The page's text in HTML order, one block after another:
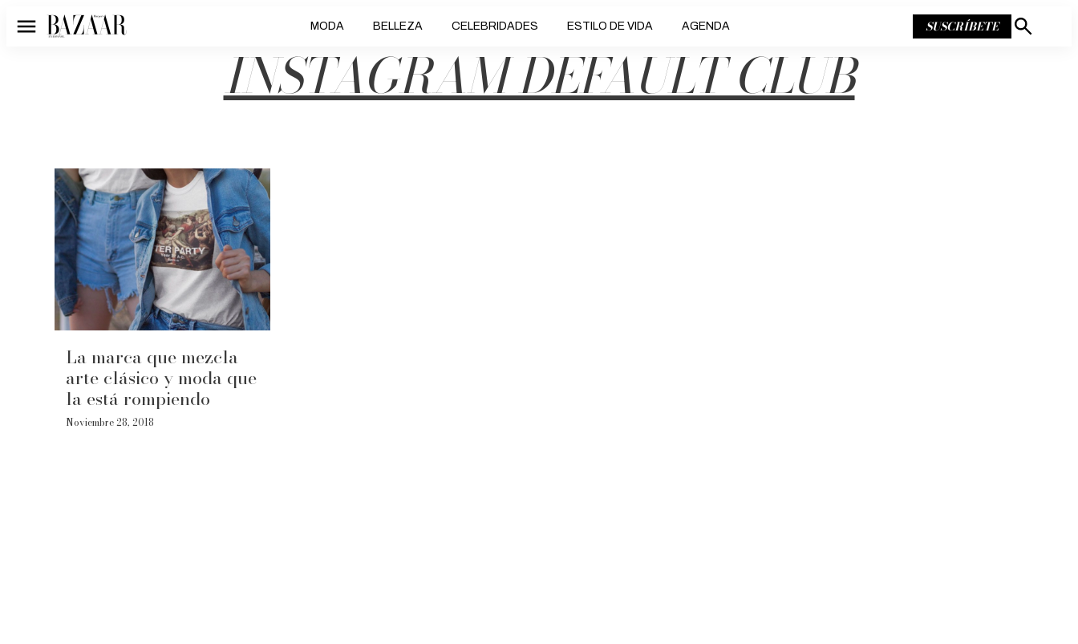
Menú MODA BELLEZA CELEBRIDADES ESTILO DE VIDA AGENDA SUSCRÍBETE
Mostrar
INSTAGRAM DEFAULT CLUB
La marca que mezcla
arte clásico y moda que
la está rompiendo
Noviembre 28, 2018